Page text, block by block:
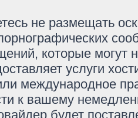
не размещать
которые могут
услуги
международное
к вашему
будет